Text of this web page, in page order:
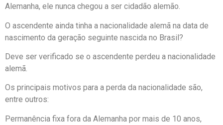
Alemanha, ele nunca chegou a ser cidadão alemão.
O ascendente ainda tinha a nacionalidade alemã na data de
nascimento da geração seguinte nascida no Brasil?
Deve ser verificado se o ascendente perdeu a nacionalidade
alemã.
Os principais motivos para a perda da nacionalidade são,
entre outros:
Permanência fixa fora da Alemanha por mais de 10 anos,